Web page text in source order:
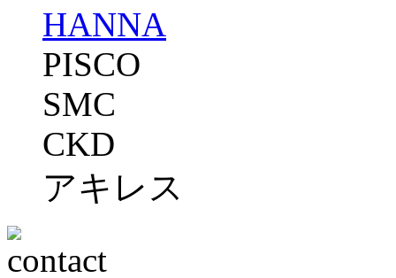
HANNA
PISCO
SMC
CKD
アキレス